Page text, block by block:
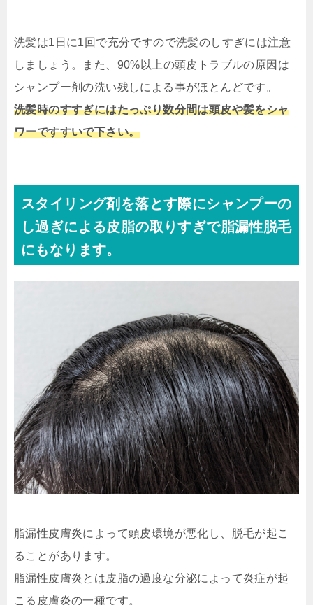
洗髪は1日に1回で充分ですので洗髪のしすぎには注意
しましょう。
また、90%以上の頭皮トラブルの原因は
シャンプー剤の洗い残しによる事がほとんどです。
洗髪時のすすぎにはたっぷり数分間は頭皮や髪をシャ
ワーですすいで下さい。
スタイリング剤を落とす際にシャンプーの
し過ぎによる皮脂の取りすぎで脂漏性脱毛
にもなります。
脂漏性皮膚炎によって頭皮環境が悪化し、脱毛が起こ
ることがあります。
脂漏性皮膚炎とは皮脂の過度な分泌によって炎症が起
こる皮膚炎の一種です。